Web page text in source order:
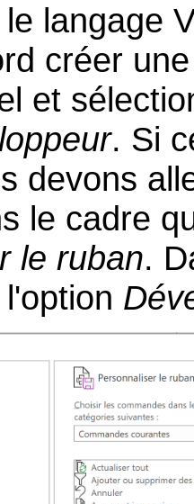
langage
créer
et
. Si
devons
le cadre
le ruban.